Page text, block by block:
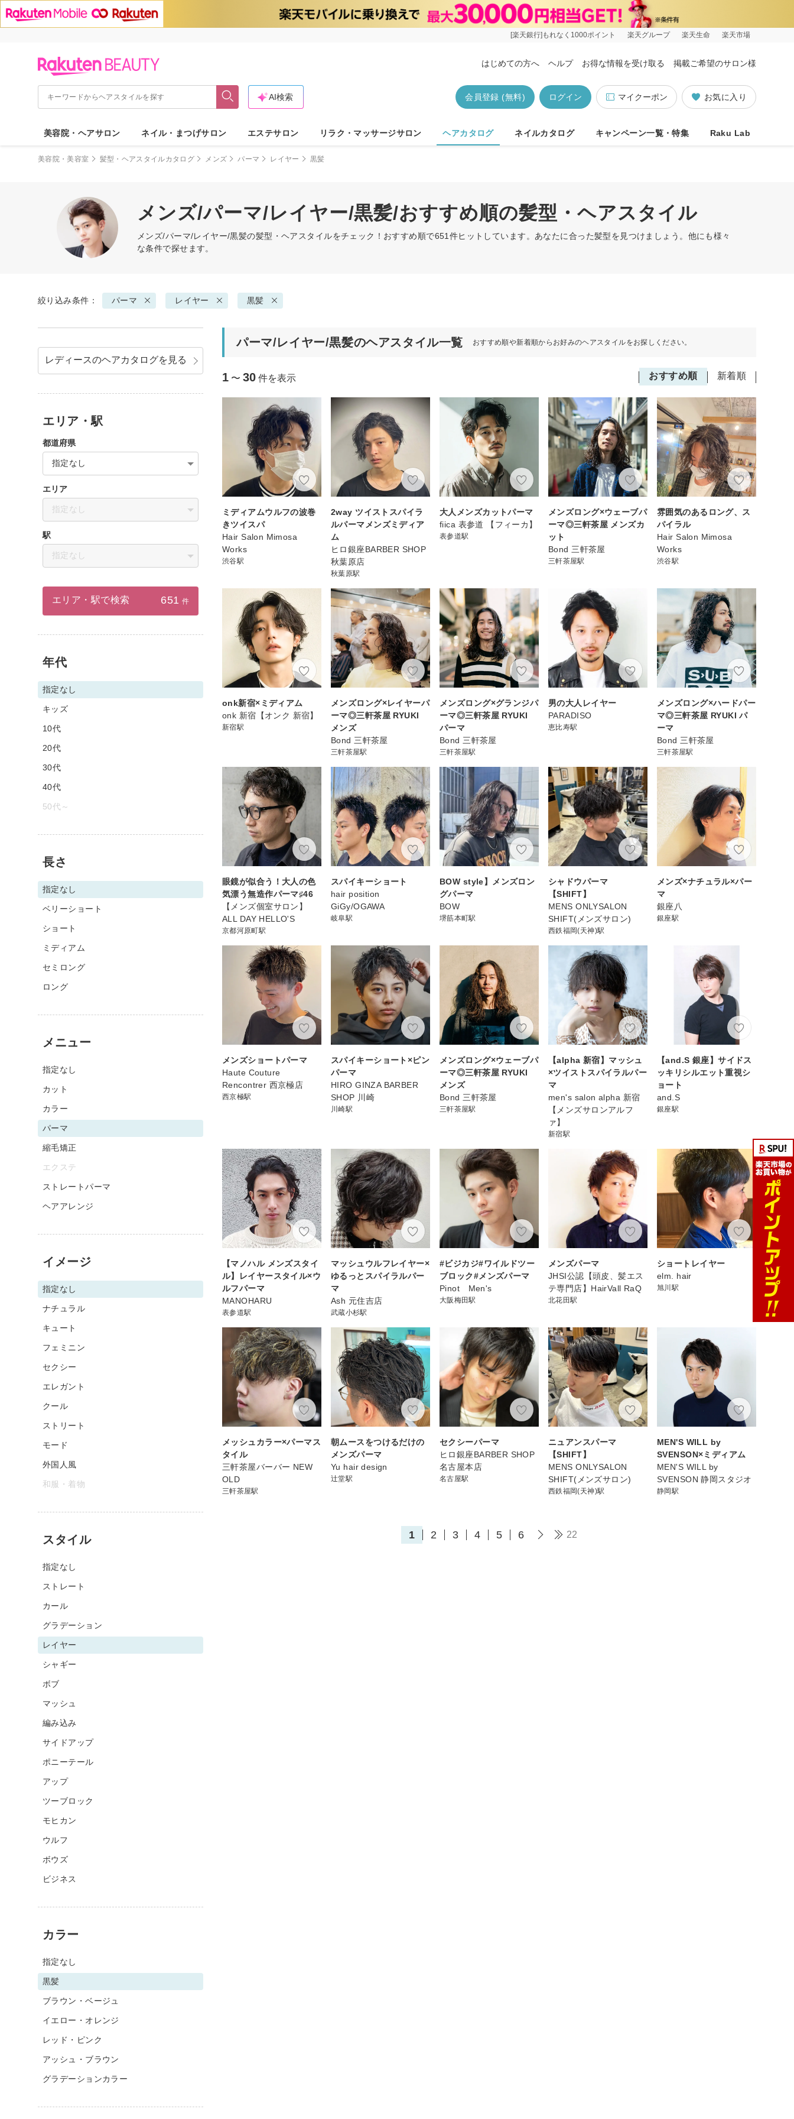
[楽天銀行]もれなく1000ポイント 楽天グループ 楽天生命 楽天市場
はじめての方へ ヘルプ お得な情報を受け取る 掲載ご希望のサロン様
お気に入り
マイクーポン
ログイン
会員登録 (無料)
AI検索
美容院・ヘアサロン ネイル・まつげサロン エステサロン リラク・マッサージサロン ヘアカタログ ネイルカタログ キャンペーン一覧・特集 Raku Lab
美容院・美容室 髪型・ヘアスタイルカタログ メンズ パーマ レイヤー 黒髪
メンズ/パーマ/レイヤー/黒髪/おすすめ順の髪型・ヘアスタイル
メンズ/パーマ/レイヤー/黒髪の髪型・ヘアスタイルをチェック！おすすめ順で651件ヒットしています。あなたに合った髪型を見つけましょう。他にも様々
な条件で探せます。
絞り込み条件： パーマ レイヤー 黒髪
パーマ/レイヤー/黒髪のヘアスタイル一覧 おすすめ順や新着順からお好みのヘアスタイルをお探しください。
おすすめ順 新着順
1 〜 30 件を表示
ミディアムウルフの波巻
きツイスパ
Hair Salon Mimosa
Works
渋谷駅
2way ツイストスパイラ
ルパーマメンズミディア
ム
ヒロ銀座BARBER SHOP
秋葉原店
秋葉原駅
大人メンズカットパーマ
fiica 表参道 【フィーカ】
表参道駅
メンズロング×ウェーブパ
ーマ◎三軒茶屋 メンズカ
ット
Bond 三軒茶屋
三軒茶屋駅
雰囲気のあるロング、ス
パイラル
Hair Salon Mimosa
Works
渋谷駅
onk新宿×ミディアム
onk 新宿【オンク 新宿】
新宿駅
メンズロング×レイヤーパ
ーマ◎三軒茶屋 RYUKI
メンズ
Bond 三軒茶屋
三軒茶屋駅
メンズロング×グランジパ
ーマ◎三軒茶屋 RYUKI
パーマ
Bond 三軒茶屋
三軒茶屋駅
男の大人レイヤー
PARADISO
恵比寿駅
メンズロング×ハードパー
マ◎三軒茶屋 RYUKI パ
ーマ
Bond 三軒茶屋
三軒茶屋駅
眼鏡が似合う！大人の色
気漂う無造作パーマ♯46
【メンズ個室サロン】
ALL DAY HELLO'S
京都河原町駅
スパイキーショート
hair position
GiGy/OGAWA
岐阜駅
BOW style】メンズロン
グパーマ
BOW
堺筋本町駅
シャドウパーマ
【SHIFT】
MENS ONLYSALON
SHIFT(メンズサロン)
西鉄福岡(天神)駅
メンズ×ナチュラル×パー
マ
銀座八
銀座駅
メンズショートパーマ
Haute Couture
Rencontrer 西京極店
西京極駅
スパイキーショート×ピン
パーマ
HIRO GINZA BARBER
SHOP 川崎
川崎駅
メンズロング×ウェーブパ
ーマ◎三軒茶屋 RYUKI
メンズ
Bond 三軒茶屋
三軒茶屋駅
【alpha 新宿】マッシュ
×ツイストスパイラルパー
マ
men's salon alpha 新宿
【メンズサロンアルフ
ァ】
新宿駅
【and.S 銀座】サイドス
ッキリシルエット重視シ
ョート
and.S
銀座駅
【マノハル メンズスタイ
ル】レイヤースタイル×ウ
ルフパーマ
MANOHARU
表参道駅
マッシュウルフレイヤー×
ゆるっとスパイラルパー
マ
Ash 元住吉店
武蔵小杉駅
#ビジカジ#ワイルドツー
ブロック#メンズパーマ
Pinot Men's
大阪梅田駅
メンズパーマ
JHSI公認【頭皮、髪エス
テ専門店】HairVall RaQ
北花田駅
ショートレイヤー
elm. hair
旭川駅
メッシュカラー×パーマス
タイル
三軒茶屋バーバー NEW
OLD
三軒茶屋駅
朝ムースをつけるだけの
メンズパーマ
Yu hair design
辻堂駅
セクシーパーマ
ヒロ銀座BARBER SHOP
名古屋本店
名古屋駅
ニュアンスパーマ
【SHIFT】
MENS ONLYSALON
SHIFT(メンズサロン)
西鉄福岡(天神)駅
MEN'S WILL by
SVENSON×ミディアム
MEN'S WILL by
SVENSON 静岡スタジオ
静岡駅
1 2 3 4 5 6 22
レディースのヘアカタログを見る
エリア・駅
都道府県
指定なし
エリア
指定なし
駅
指定なし
エリア・駅で検索 651 件
年代
指定なし
キッズ
10代
20代
30代
40代
50代～
長さ
指定なし
ベリーショート
ショート
ミディアム
セミロング
ロング
メニュー
指定なし
カット
カラー
パーマ
縮毛矯正
エクステ
ストレートパーマ
ヘアアレンジ
イメージ
指定なし
ナチュラル
キュート
フェミニン
セクシー
エレガント
クール
ストリート
モード
外国人風
和服・着物
スタイル
指定なし
ストレート
カール
グラデーション
レイヤー
シャギー
ボブ
マッシュ
編み込み
サイドアップ
ポニーテール
アップ
ツーブロック
モヒカン
ウルフ
ボウズ
ビジネス
カラー
指定なし
黒髪
ブラウン・ベージュ
イエロー・オレンジ
レッド・ピンク
アッシュ・ブラウン
グラデーションカラー